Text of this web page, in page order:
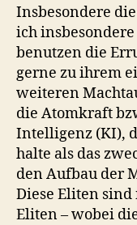
Insbesondere
ich
benutzen die
gerne zu ihrem
weiteren
die Atomkraft
Intelligenz (KI),
halte als das
den Aufbau der
Diese Eliten
Eliten – wobei